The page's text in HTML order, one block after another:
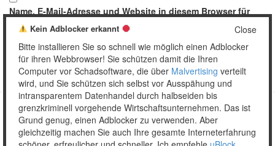
Name, E-Mail-Adresse und Website in diesem Browser für
meinen nächsten Kommentar speichern.
Copyright © 2026 Unser täglich Spam.
MobileWordPress Theme by themehall.com
Close
Kein Adblocker erkannt
Bitte installieren Sie so schnell wie möglich einen Adblocker
für ihren Webbrowser! Sie schützen damit die Ihren
Computer vor Schadsoftware, die über Malvertising verteilt
wird, und Sie schützen sich selbst vor Ausspähung und
intransparentem Datenhandel durch halbseiden bis
grenzkriminell vorgehende Wirtschaftsunternehmen. Das ist
Grund genug, einen Adblocker zu verwenden. Aber
gleichzeitig machen Sie auch Ihre gesamte Interneterfahrung